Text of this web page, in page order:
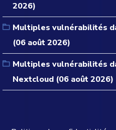
2026)
Multiples vulnérabilités
(06 août 2026)
Multiples vulnérabilités
Nextcloud (06 août 2026)